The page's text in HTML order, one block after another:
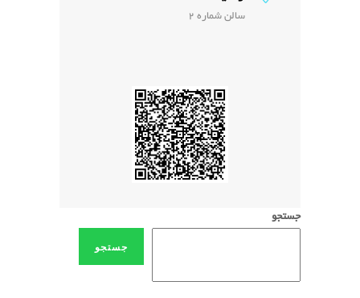
سالن شماره 2
جستجو
جستجو